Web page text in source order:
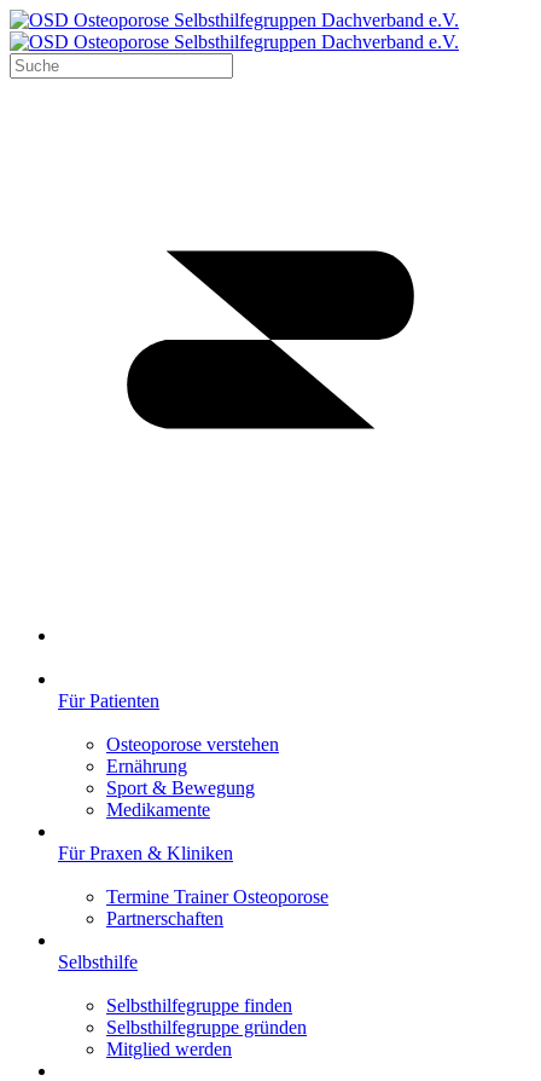
Für Patienten
Osteoporose verstehen
Ernährung
Sport & Bewegung
Medikamente
Für Praxen & Kliniken
Termine Trainer Osteoporose
Partnerschaften
Selbsthilfe
Selbsthilfegruppe finden
Selbsthilfegruppe gründen
Mitglied werden